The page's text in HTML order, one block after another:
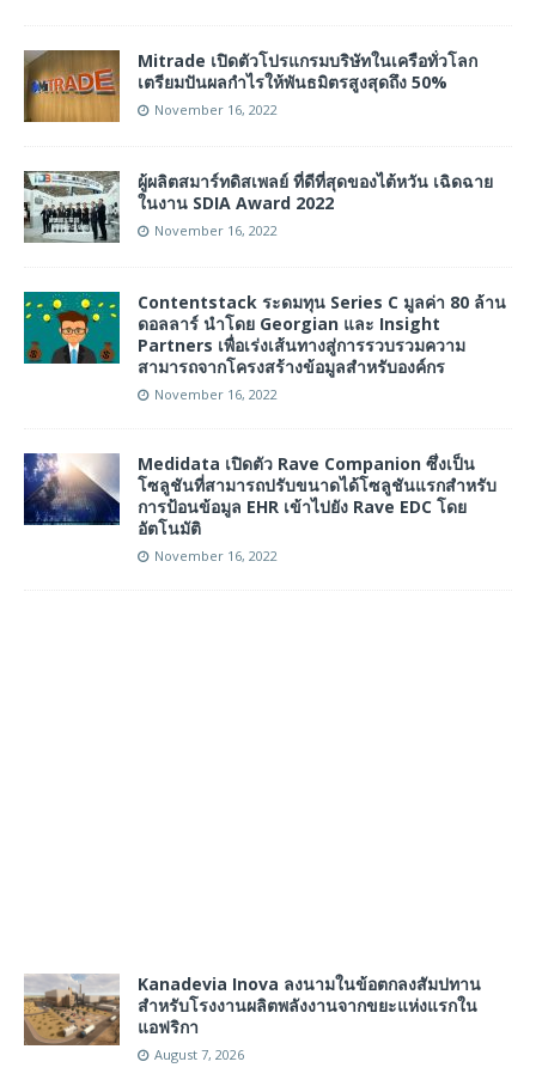
Mitrade เปิดตัวโปรแกรมบริษัทในเครือทั่วโลก
เตรียมปันผลกำไรให้พันธมิตรสูงสุดถึง 50%
November 16, 2022
ผู้ผลิตสมาร์ทดิสเพลย์ ที่ดีที่สุดของไต้หวัน เฉิดฉาย
ในงาน SDIA Award 2022
November 16, 2022
Contentstack ระดมทุน Series C มูลค่า 80 ล้าน
ดอลลาร์ นำโดย Georgian และ Insight
Partners เพื่อเร่งเส้นทางสู่การรวบรวมความ
สามารถจากโครงสร้างข้อมูลสำหรับองค์กร
November 16, 2022
Medidata เปิดตัว Rave Companion ซึ่งเป็น
โซลูชันที่สามารถปรับขนาดได้โซลูชันแรกสำหรับ
การป้อนข้อมูล EHR เข้าไปยัง Rave EDC โดย
อัตโนมัติ
November 16, 2022
Kanadevia Inova ลงนามในข้อตกลงสัมปทาน
สำหรับโรงงานผลิตพลังงานจากขยะแห่งแรกใน
แอฟริกา
August 7, 2026